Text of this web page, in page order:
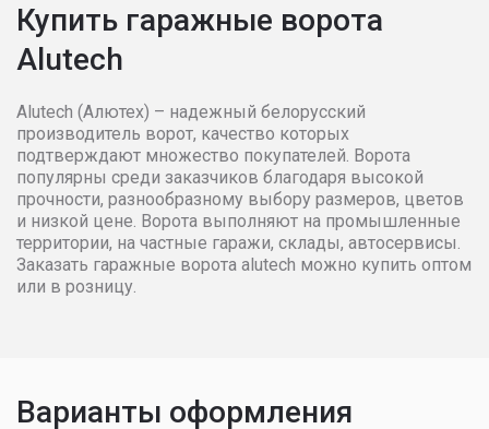
3300
3400 119978 121173
3500 121173 122199
3600 173784 175719
3700 175719 177339
Купить гаражные ворота
Alutech
Alutech (Алютех) – надежный белорусский
производитель ворот, качество которых
подтверждают множество покупателей. Ворота
популярны среди заказчиков благодаря высокой
прочности, разнообразному выбору размеров, цветов
и низкой цене. Ворота выполняют на промышленные
территории, на частные гаражи, склады, автосервисы.
Заказать гаражные ворота alutech можно купить оптом
или в розницу.
Варианты оформления